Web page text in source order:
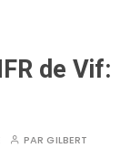
de Vif:
PARGILBERT